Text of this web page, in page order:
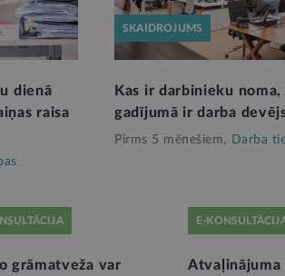
dienā
raisa
SKAIDROJUMS
Kas ir darbinieku noma,
gadījumā ir darba
Pirms 5 mēnešiem, Darba
grāmatveža var
E-
Atvaļinājuma